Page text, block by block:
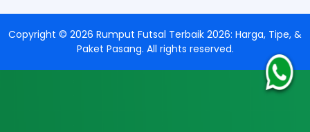
Copyright © 2026 Rumput Futsal Terbaik 2026: Harga, Tipe, &
Paket Pasang. All rights reserved.